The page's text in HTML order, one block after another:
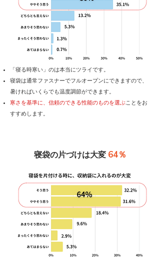
​「寝る時寒い」のは本当にツライです。
寝袋は通常ファスナーでフルオープンにできますので、
暑ければいくらでも温度調節ができます。
寒さを基準に、信頼のできる性能のものを選ぶことをお
すすめします。
寝袋の片づけは大変 64％